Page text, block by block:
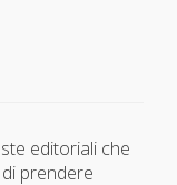
editoriali che
prendere